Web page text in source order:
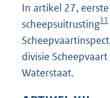
In artikel 27,
scheepsuitrusting11
divisie
Waterstaat.